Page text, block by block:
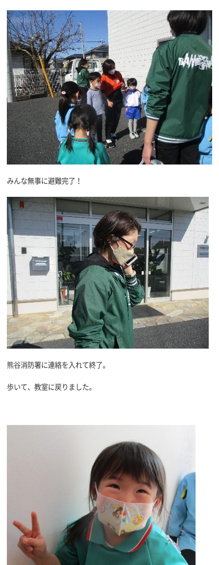
みんな無事に避難完了！
熊谷消防署に連絡を入れて終了。
歩いて、教室に戻りました。